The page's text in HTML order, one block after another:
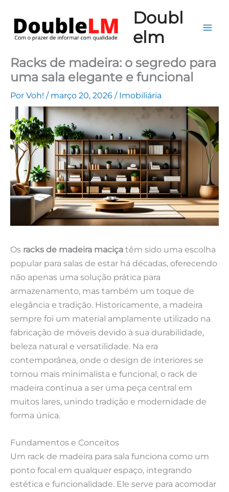
para
Doubl
elm
Racks de madeira: o segredo para
uma sala elegante e funcional
Por Voh! / março 20, 2026 / Imobiliária
Os racks de madeira maciça têm sido uma escolha
popular para salas de estar há décadas, oferecendo
não apenas uma solução prática para
armazenamento, mas também um toque de
elegância e tradição. Historicamente, a madeira
sempre foi um material amplamente utilizado na
fabricação de móveis devido à sua durabilidade,
beleza natural e versatilidade. Na era
contemporânea, onde o design de interiores se
tornou mais minimalista e funcional, o rack de
madeira continua a ser uma peça central em
muitos lares, unindo tradição e modernidade de
forma única.
Fundamentos e Conceitos
Um rack de madeira para sala funciona como um
ponto focal em qualquer espaço, integrando
estética e funcionalidade. Ele serve para acomodar